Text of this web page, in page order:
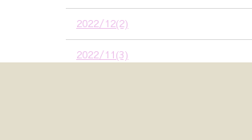
2022/12(2)
2022/11(3)